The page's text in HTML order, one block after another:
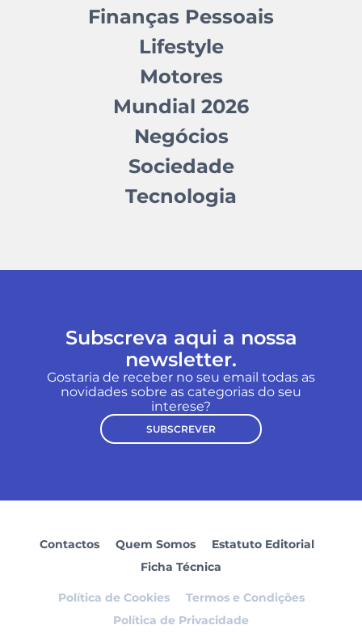
Finanças Pessoais
Lifestyle
Motores
Mundial 2026
Negócios
Sociedade
Tecnologia
Subscreva aqui a nossa
newsletter.
Gostaria de receber no seu email todas as
novidades sobre as categorias do seu
interese?
SUBSCREVER
Contactos Quem Somos
Estatuto Editorial
Ficha Técnica
Política de Cookies
Termos e Condições
Política de Privacidade